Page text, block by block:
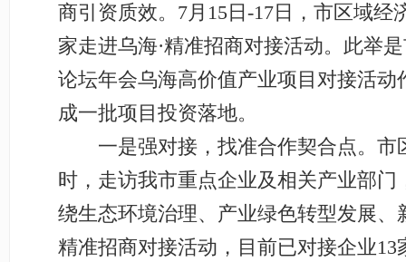
商引资质效。7月15日-17日，市区域
家走进乌海·精准招商对接活动。此举
论坛年会乌海高价值产业项目对接活
成一批项目投资落地。
一是强对接，找准合作契合点。市
时，走访我市重点企业及相关产业部
绕生态环境治理、产业绿色转型发展
精准招商对接活动，目前已对接企业13